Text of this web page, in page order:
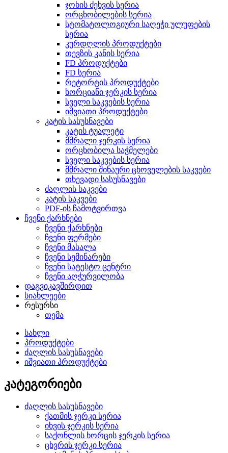
ჯოხის ძეხვის სერია
ორცხობილების სერია
სტომატოლოგიური საღეჭი ულუფების
სერია
კურდღლის პროდუქტები
თევზის კანის სერია
FD პროდუქტები
FD სერია
რეტორტის პროდუქტები
ხორციანი ჯერკის სერია
სველი საკვების სერია
იშვიათი პროდუქტები
კატის სასუსნავები
კატის ტუალეტი
მშრალი ჯერკის სერია
ორცხობილა საჭმელები
სველი საკვების სერია
მშრალი შინაური ცხოველების საკვები
თხევადი სასუსნავები
ძაღლის საკვები
კატის საკვები
PDF-ის ჩამოტვირთვა
ჩვენი ქარხნები
ჩვენი ქარხნები
ჩვენი ფერმები
ჩვენი მასალა
ჩვენი სემინარები
ჩვენი სატესტო ცენტრი
ჩვენი აღჭურვილობა
დაგვიკავშირდით
სიახლეები
რესურსი
თემა
სახლი
პროდუქტები
ძაღლის სასუსნავები
იშვიათი პროდუქტები
კატეგორიები
ძაღლის სასუსნავები
ქათმის ჯერკი სერია
იხვის ჯერკის სერია
საქონლის ხორცის ჯერკის სერია
ცხვრის ჯერკი სერია